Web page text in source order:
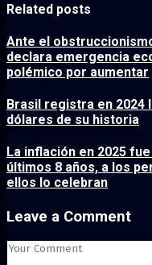
Related posts
Ante el
declara emergencia
polémico por aumentar
Brasil registra en 2024
dólares de su historia
La inflación en 2025
últimos 8 años, a los
ellos lo celebran
Leave a Comment